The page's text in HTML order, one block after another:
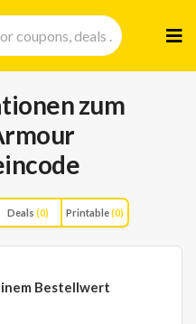
to
zum
Deals (0) Printable(0)
Bestellwert